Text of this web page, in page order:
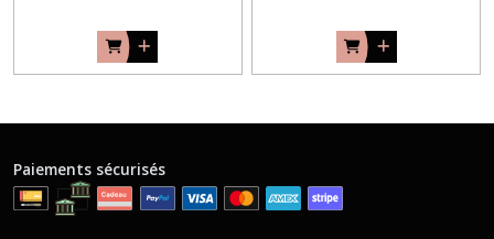
Paiements sécurisés